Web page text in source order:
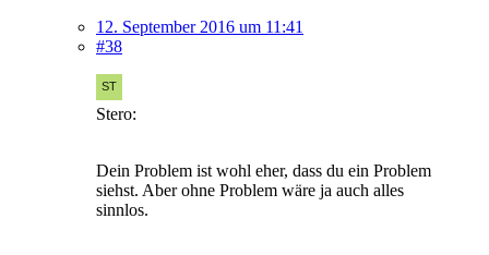
12. September 2016 um 11:41
#38
Stero:
Dein Problem ist wohl eher, dass du ein Problem
siehst. Aber ohne Problem wäre ja auch alles
sinnlos.